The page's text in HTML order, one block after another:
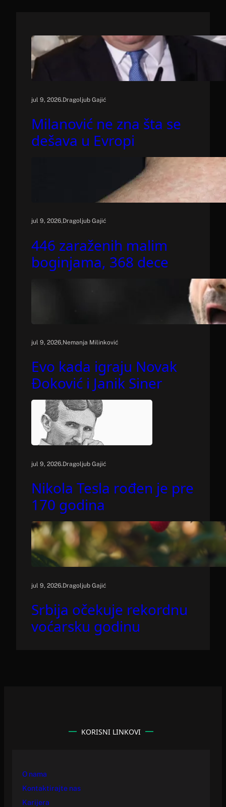
jul 9, 2026.Dragoljub Gajić
Milanović ne zna šta se
dešava u Evropi
jul 9, 2026.Dragoljub Gajić
446 zaraženih malim
boginjama, 368 dece
jul 9, 2026.Nemanja Milinković
Evo kada igraju Novak
Đoković i Janik Siner
jul 9, 2026.Dragoljub Gajić
Nikola Tesla rođen je pre
170 godina
jul 9, 2026.Dragoljub Gajić
Srbija očekuje rekordnu
voćarsku godinu
KORISNI LINKOVI
O nama
Kontaktirajte nas
Karijera